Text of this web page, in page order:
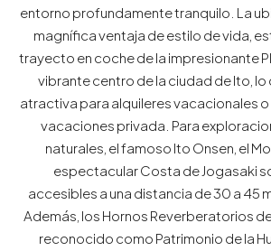
entorno profundamente tranquilo. La
magnífica ventaja de estilo de vida,
trayecto en coche de la impresionante
vibrante centro de la ciudad de Ito, lo
atractiva para alquileres vacacionales
vacaciones privada. Para
naturales, el famoso Ito Onsen, el
espectacular Costa de Jogasaki
accesibles a una distancia de 30 a 45
Además, los Hornos Reverberatorios
reconocido como Patrimonio de la